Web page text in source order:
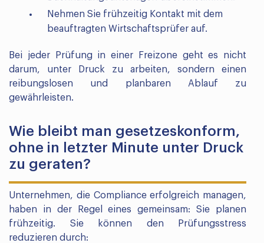
Nehmen Sie frühzeitig Kontakt mit dem
beauftragten Wirtschaftsprüfer auf.
Bei jeder Prüfung in einer Freizone geht es nicht
darum, unter Druck zu arbeiten, sondern einen
reibungslosen und planbaren Ablauf zu
gewährleisten.
Wie bleibt man gesetzeskonform,
ohne in letzter Minute unter Druck
zu geraten?
Unternehmen, die Compliance erfolgreich managen,
haben in der Regel eines gemeinsam: Sie planen
frühzeitig. Sie können den Prüfungsstress
reduzieren durch: